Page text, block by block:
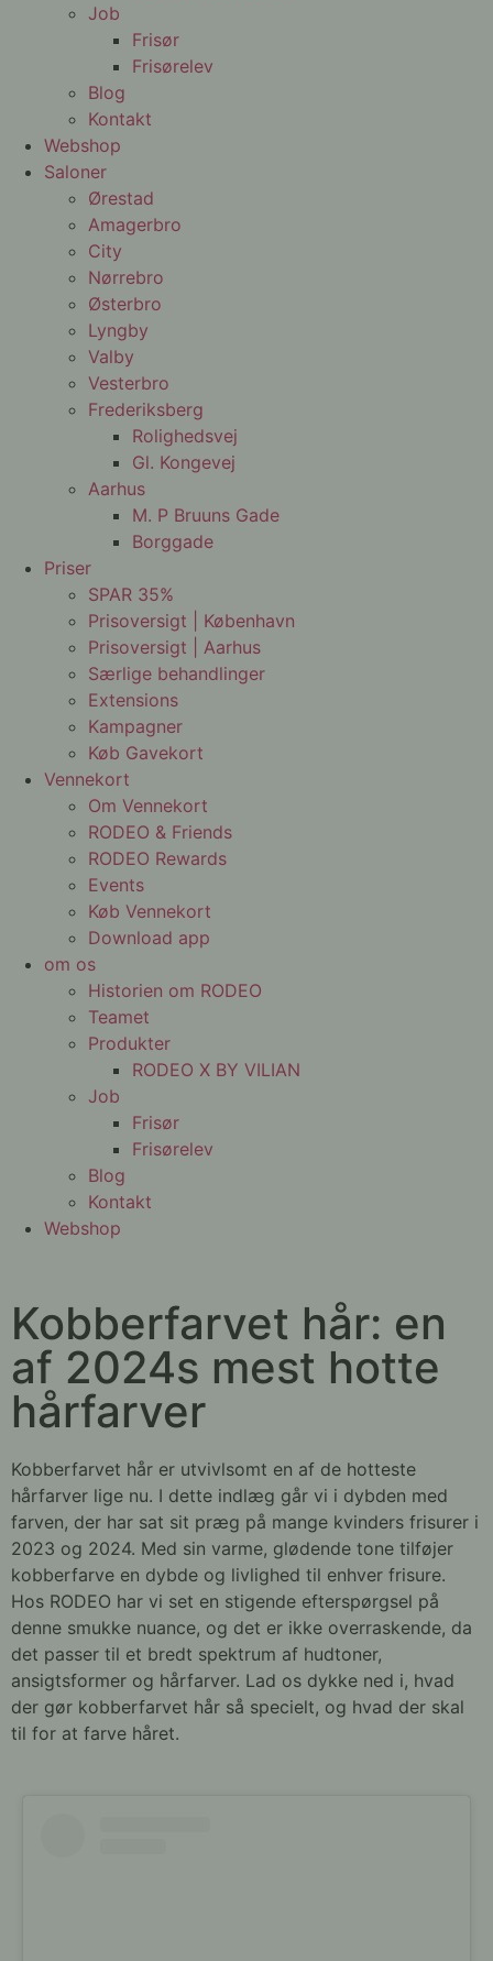
Job
Frisør
Frisørelev
Blog
Kontakt
Webshop
Saloner
Ørestad
Amagerbro
City
Nørrebro
Østerbro
Lyngby
Valby
Vesterbro
Frederiksberg
Rolighedsvej
Gl. Kongevej
Aarhus
M. P Bruuns Gade
Borggade
Priser
SPAR 35%
Prisoversigt | København
Prisoversigt | Aarhus
Særlige behandlinger
Extensions
Kampagner
Køb Gavekort
Vennekort
Om Vennekort
RODEO & Friends
RODEO Rewards
Events
Køb Vennekort
Download app
om os
Historien om RODEO
Teamet
Produkter
RODEO X BY VILIAN
Job
Frisør
Frisørelev
Blog
Kontakt
Webshop
Kobberfarvet hår: en
af 2024s mest hotte
hårfarver
Kobberfarvet hår er utvivlsomt en af de hotteste
hårfarver lige nu. I dette indlæg går vi i dybden med
farven, der har sat sit præg på mange kvinders frisurer i
2023 og 2024. Med sin varme, glødende tone tilføjer
kobberfarve en dybde og livlighed til enhver frisure.
Hos RODEO har vi set en stigende efterspørgsel på
denne smukke nuance, og det er ikke overraskende, da
det passer til et bredt spektrum af hudtoner,
ansigtsformer og hårfarver. Lad os dykke ned i, hvad
der gør kobberfarvet hår så specielt, og hvad der skal
til for at farve håret.